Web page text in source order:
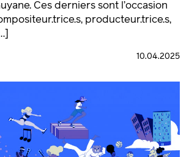
Ces derniers sont l’occasion
producteur.trice.s,
10.04.2025